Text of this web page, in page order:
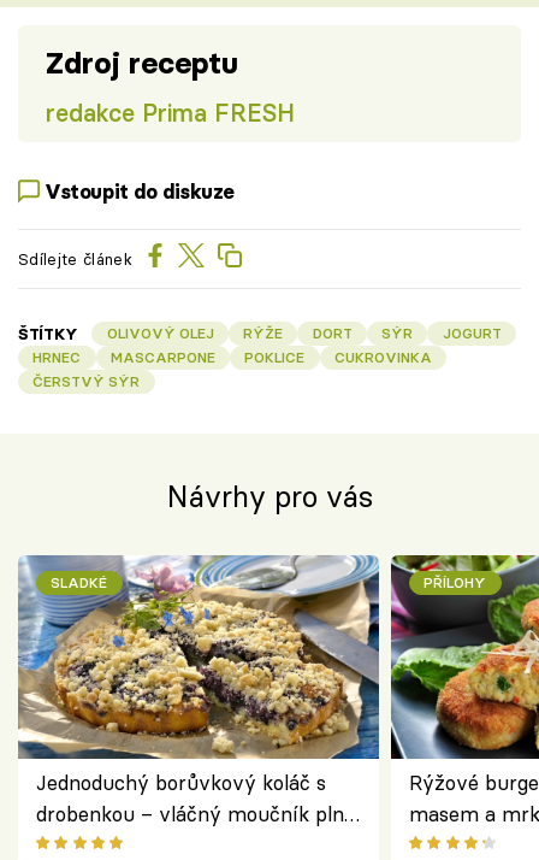
Zdroj receptu
redakce Prima FRESH
Vstoupit do diskuze
Sdílejte článek
ŠTÍTKY OLIVOVÝ OLEJ RÝŽE DORT SÝR
JOGURT
HRNEC
MASCARPONE POKLICE
CUKROVINKA
ČERSTVÝ SÝR
Návrhy pro vás
SLADKÉ
Jednoduchý borůvkový koláč s
drobenkou – vláčný moučník plný
ovoce
PŘÍLOHY
Rýžové
masem a
salátem –